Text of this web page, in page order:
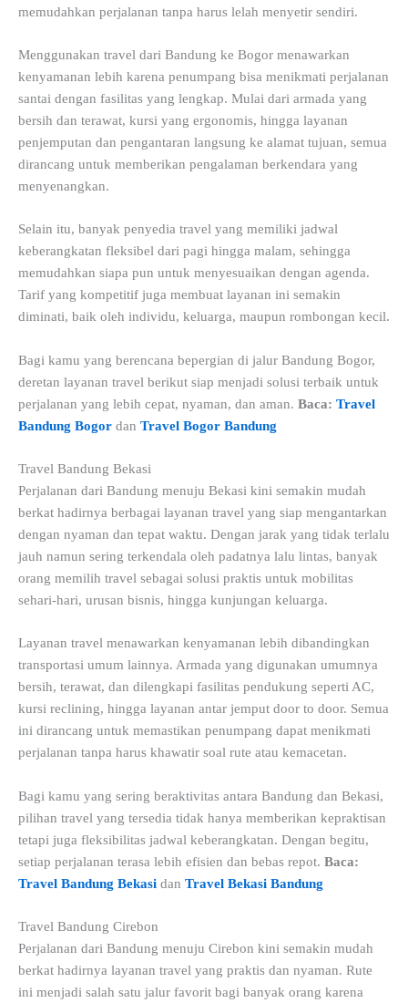
memudahkan perjalanan tanpa harus lelah menyetir sendiri.
Menggunakan travel dari Bandung ke Bogor menawarkan
kenyamanan lebih karena penumpang bisa menikmati perjalanan
santai dengan fasilitas yang lengkap. Mulai dari armada yang
bersih dan terawat, kursi yang ergonomis, hingga layanan
penjemputan dan pengantaran langsung ke alamat tujuan, semua
dirancang untuk memberikan pengalaman berkendara yang
menyenangkan.
Selain itu, banyak penyedia travel yang memiliki jadwal
keberangkatan fleksibel dari pagi hingga malam, sehingga
memudahkan siapa pun untuk menyesuaikan dengan agenda.
Tarif yang kompetitif juga membuat layanan ini semakin
diminati, baik oleh individu, keluarga, maupun rombongan kecil.
Bagi kamu yang berencana bepergian di jalur Bandung Bogor,
deretan layanan travel berikut siap menjadi solusi terbaik untuk
perjalanan yang lebih cepat, nyaman, dan aman. Baca: Travel
Bandung Bogor dan Travel Bogor Bandung
Travel Bandung Bekasi
Perjalanan dari Bandung menuju Bekasi kini semakin mudah
berkat hadirnya berbagai layanan travel yang siap mengantarkan
dengan nyaman dan tepat waktu. Dengan jarak yang tidak terlalu
jauh namun sering terkendala oleh padatnya lalu lintas, banyak
orang memilih travel sebagai solusi praktis untuk mobilitas
sehari-hari, urusan bisnis, hingga kunjungan keluarga.
Layanan travel menawarkan kenyamanan lebih dibandingkan
transportasi umum lainnya. Armada yang digunakan umumnya
bersih, terawat, dan dilengkapi fasilitas pendukung seperti AC,
kursi reclining, hingga layanan antar jemput door to door. Semua
ini dirancang untuk memastikan penumpang dapat menikmati
perjalanan tanpa harus khawatir soal rute atau kemacetan.
Bagi kamu yang sering beraktivitas antara Bandung dan Bekasi,
pilihan travel yang tersedia tidak hanya memberikan kepraktisan
tetapi juga fleksibilitas jadwal keberangkatan. Dengan begitu,
setiap perjalanan terasa lebih efisien dan bebas repot. Baca:
Travel Bandung Bekasi dan Travel Bekasi Bandung
Travel Bandung Cirebon
Perjalanan dari Bandung menuju Cirebon kini semakin mudah
berkat hadirnya layanan travel yang praktis dan nyaman. Rute
ini menjadi salah satu jalur favorit bagi banyak orang karena